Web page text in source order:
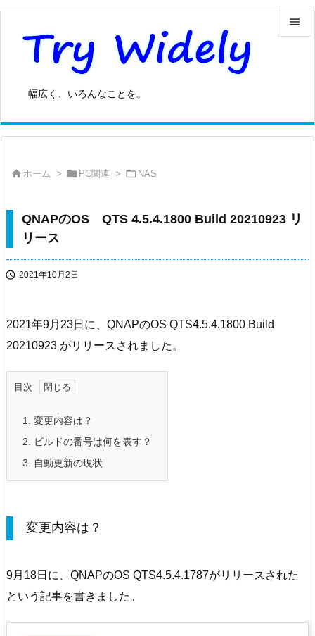
幅広く、いろんなことを。


前へ
 ホーム >  PC関連 >  NAS
QNAPのOS QTS 4.5.4.1800 Build 20210923 リ
リース
 2021年10月2日
2021年9月23日に、QNAPのOS QTS4.5.4.1800 Build
20210923 がリリースされました。
目次
1.
変更内容は？
2.
ビルドの番号は何を表す？
3.
自動更新の現状
変更内容は？
9月18日に、QNAPのOS QTS4.5.4.1787がリリースされた
という記事を書きました。